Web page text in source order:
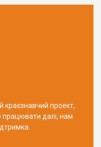
краєзнавчий проект,
працювати далі, нам